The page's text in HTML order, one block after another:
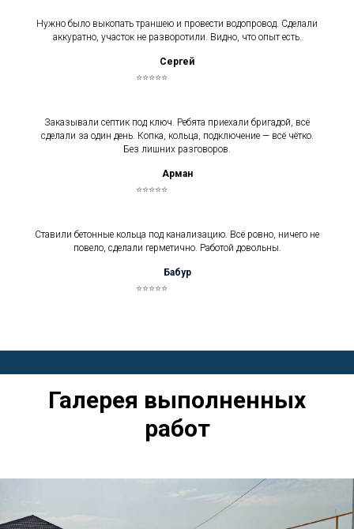
Нужно было выкопать траншею и провести водопровод. Сделали
аккуратно, участок не разворотили. Видно, что опыт есть.
Сергей
⭐⭐⭐⭐⭐
Заказывали септик под ключ. Ребята приехали бригадой, всё
сделали за один день. Копка, кольца, подключение — всё чётко.
Без лишних разговоров.
Арман
⭐⭐⭐⭐⭐
Ставили бетонные кольца под канализацию. Всё ровно, ничего не
повело, сделали герметично. Работой довольны.
Бабур
⭐⭐⭐⭐⭐
Галерея выполненных
работ